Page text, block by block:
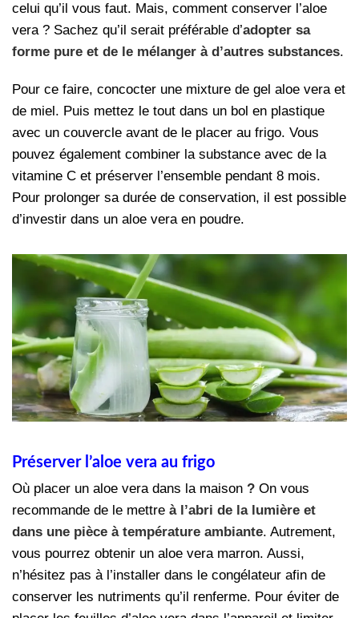
celui qu’il vous faut. Mais, comment conserver l’aloe
vera ? Sachez qu’il serait préférable d’adopter sa
forme pure et de le mélanger à d’autres substances.
Pour ce faire, concocter une mixture de gel aloe vera et
de miel. Puis mettez le tout dans un bol en plastique
avec un couvercle avant de le placer au frigo. Vous
pouvez également combiner la substance avec de la
vitamine C et préserver l’ensemble pendant 8 mois.
Pour prolonger sa durée de conservation, il est possible
d’investir dans un aloe vera en poudre.
Préserver l’aloe vera au frigo
Où placer un aloe vera dans la maison ? On vous
recommande de le mettre à l’abri de la lumière et
dans une pièce à température ambiante. Autrement,
vous pourrez obtenir un aloe vera marron. Aussi,
n’hésitez pas à l’installer dans le congélateur afin de
conserver les nutriments qu’il renferme. Pour éviter de